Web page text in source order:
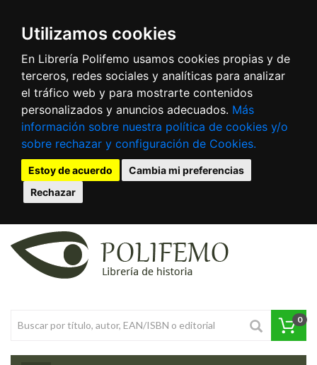
Utilizamos cookies
En Librería Polifemo usamos cookies propias y de
terceros, redes sociales y analíticas para analizar
el tráfico web y para mostrarte contenidos
personalizados y anuncios adecuados. Más
información sobre nuestra política de cookies y/o
sobre rechazar y configuración de Cookies.
Estoy de acuerdo
Cambia mi preferencias
Rechazar
0